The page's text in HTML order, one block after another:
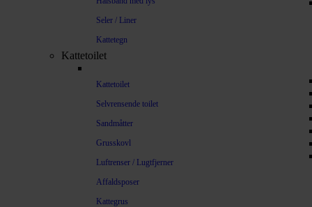
Seler / Liner
Kattetegn
Kattetoilet
Kattetoilet
Selvrensende toilet
Sandmåtter
Grusskovl
Luftrenser / Lugtfjerner
Affaldsposer
Kattegrus